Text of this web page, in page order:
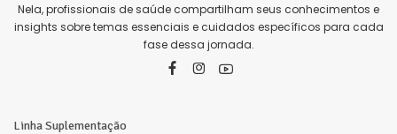
Nela, profissionais de saúde compartilham seus conhecimentos e
insights sobre temas essenciais e cuidados específicos para cada
fase dessa jornada.
Linha Suplementação